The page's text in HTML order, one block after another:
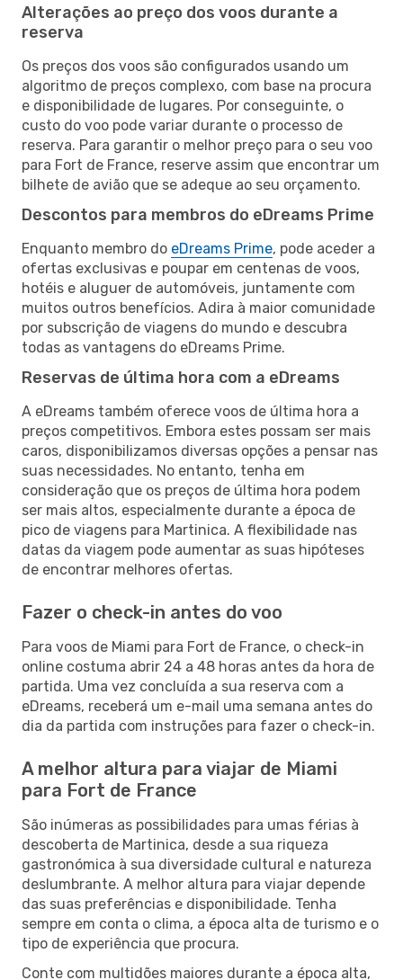
Alterações ao preço dos voos durante a
reserva
Os preços dos voos são configurados usando um
algoritmo de preços complexo, com base na procura
e disponibilidade de lugares. Por conseguinte, o
custo do voo pode variar durante o processo de
reserva. Para garantir o melhor preço para o seu voo
para Fort de France, reserve assim que encontrar um
bilhete de avião que se adeque ao seu orçamento.
Descontos para membros do eDreams Prime
Enquanto membro do eDreams Prime, pode aceder a
ofertas exclusivas e poupar em centenas de voos,
hotéis e aluguer de automóveis, juntamente com
muitos outros benefícios. Adira à maior comunidade
por subscrição de viagens do mundo e descubra
todas as vantagens do eDreams Prime.
Reservas de última hora com a eDreams
A eDreams também oferece voos de última hora a
preços competitivos. Embora estes possam ser mais
caros, disponibilizamos diversas opções a pensar nas
suas necessidades. No entanto, tenha em
consideração que os preços de última hora podem
ser mais altos, especialmente durante a época de
pico de viagens para Martinica. A flexibilidade nas
datas da viagem pode aumentar as suas hipóteses
de encontrar melhores ofertas.
Fazer o check-in antes do voo
Para voos de Miami para Fort de France, o check-in
online costuma abrir 24 a 48 horas antes da hora de
partida. Uma vez concluída a sua reserva com a
eDreams, receberá um e-mail uma semana antes do
dia da partida com instruções para fazer o check-in.
A melhor altura para viajar de Miami
para Fort de France
São inúmeras as possibilidades para umas férias à
descoberta de Martinica, desde a sua riqueza
gastronómica à sua diversidade cultural e natureza
deslumbrante. A melhor altura para viajar depende
das suas preferências e disponibilidade. Tenha
sempre em conta o clima, a época alta de turismo e o
tipo de experiência que procura.
Conte com multidões maiores durante a época alta,